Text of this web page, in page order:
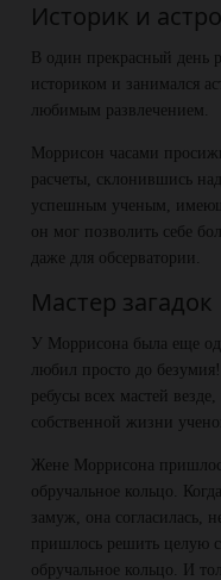
Историк и
В один прекрасный день
историком и занимался
любимым развлечением.
Моррисон часами
расчеты, склонившись
успешным ученым,
он мог позволить себе
даже для обсерватории.
Мастер загадок
У Моррисона была еще
любил просто до
ребусы всех мастей
собственной жизни
Жене Моррисона
обручальное кольцо.
замуж, она согласилась,
пришлось решить целую
обручальное кольцо. И